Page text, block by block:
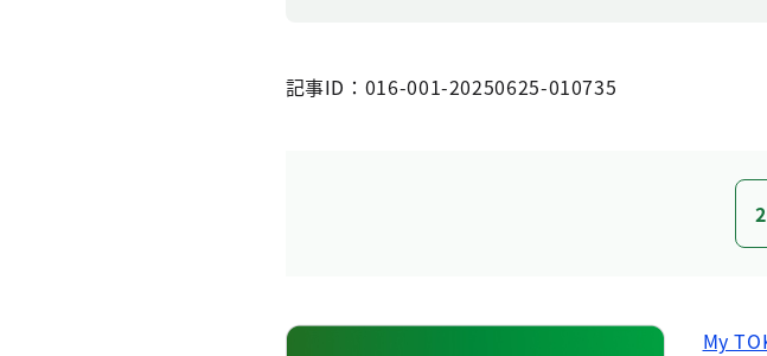
記事ID：016-001-20250625-010735
My